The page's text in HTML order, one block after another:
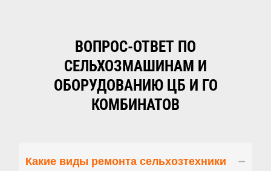
ВОПРОС-ОТВЕТ ПО
СЕЛЬХОЗМАШИНАМ И
ОБОРУДОВАНИЮ ЦБ И ГО
КОМБИНАТОВ
Какие виды ремонта сельхозтехники